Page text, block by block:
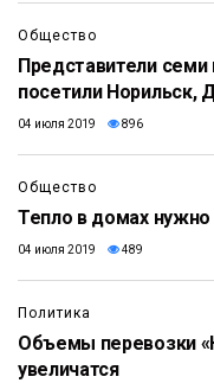
Общество
Представители семи
посетили Норильск,
04 июля 2019 896
Общество
Тепло в домах нужно
04 июля 2019 489
Политика
Объемы перевозки
увеличатся